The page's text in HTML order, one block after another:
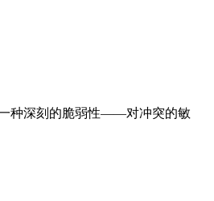
种深刻的脆弱性——对冲突的敏